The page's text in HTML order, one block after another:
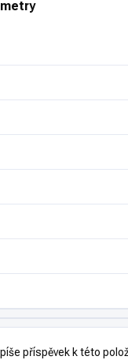
příspěvek k této